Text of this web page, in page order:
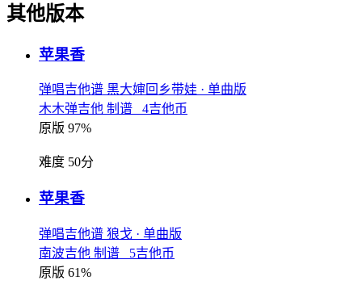
其他版本
苹果香
弹唱吉他谱 黑大婶回乡带娃 · 单曲版
木木弹吉他 制谱 4吉他币
原版 97%
难度 50分
苹果香
弹唱吉他谱 狼戈 · 单曲版
南波吉他 制谱 5吉他币
原版 61%